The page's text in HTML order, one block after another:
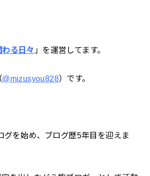
る日々 」を運営してます。
@mizusyou828）です。
グを始め、ブログ歴5年目を迎えま